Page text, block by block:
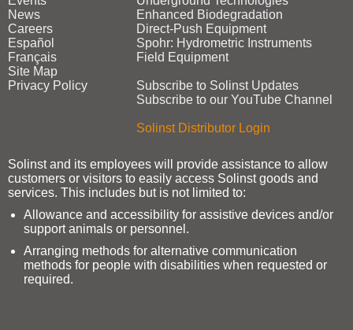
News
Careers
Español
Français
Site Map
Privacy Policy
Enhanced Biodegradation
Direct‑Push Equipment
Spohr: Hydrometric Instruments
Field Equipment
Subscribe to Solinst Updates
Subscribe to our YouTube Channel
Solinst Distributor Login
Solinst and its employees will provide assistance to allow
customers or visitors to easily access Solinst goods and
services. This includes but is not limited to:
Allowance and accessibility for assistive devices and/or
support animals or personnel.
Arranging methods for alternative communication
methods for people with disabilities when requested or
required.